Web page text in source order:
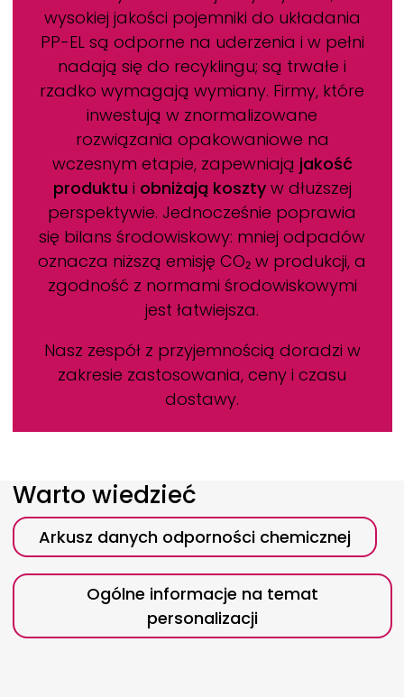
wysokiej jakości pojemniki do układania
PP-EL są odporne na uderzenia i w pełni
nadają się do recyklingu; są trwałe i
rzadko wymagają wymiany. Firmy, które
inwestują w znormalizowane
rozwiązania opakowaniowe na
wczesnym etapie, zapewniają jakość
produktu i obniżają kosztyw dłuższej
perspektywie. Jednocześnie poprawia
się bilans środowiskowy: mniej odpadów
oznacza niższą emisję CO₂ w produkcji, a
zgodność z normami środowiskowymi
jest łatwiejsza.
Nasz zespół z przyjemnością doradzi w
zakresie zastosowania, ceny i czasu
dostawy.
Warto wiedzieć
Arkusz danych odporności chemicznej
Ogólne informacje na temat
personalizacji